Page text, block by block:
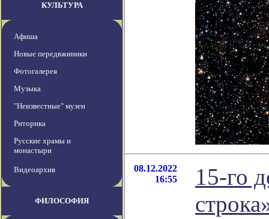
КУЛЬТУРА
Афиша
Новые передвжиники
Фотогалерея
Музыка
"Неизвестные" музеи
Риторика
Русские храмы и
монастыри
Видеоархив
ФИЛОСОФИЯ
08.12.2022
16:55
15-го